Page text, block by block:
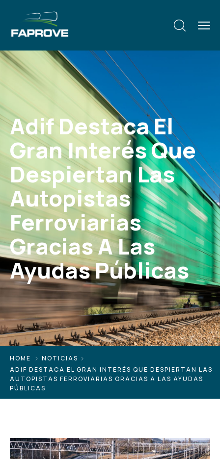
Adif Destaca El
Gran Interés Que
Despiertan Las
Autopistas
Ferroviarias
Gracias A Las
Ayudas Públicas
HOME
NOTICIAS
ADIF DESTACA EL GRAN INTERÉS QUE DESPIERTAN LAS
AUTOPISTAS FERROVIARIAS GRACIAS A LAS AYUDAS
PÚBLICAS